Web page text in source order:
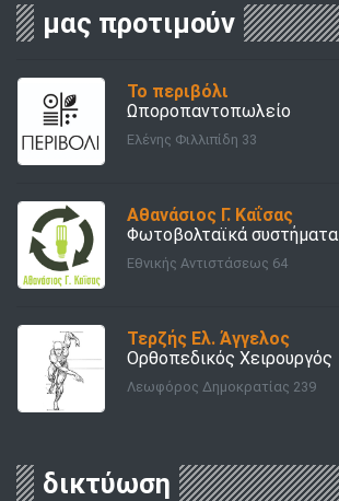
μας προτιμούν
Το περιβόλι
Ωποροπαντοπωλείο
Ελένης Φιλλιπίδη 33
Αθανάσιος Γ. Καΐσας
Φωτοβολταϊκά συστήματα
Εθνικής Αντιστάσεως 64
Τερζής Ελ. Άγγελος
Ορθοπεδικός Χειρουργός
Λεωφόρος Δημοκρατίας 239
δικτύωση